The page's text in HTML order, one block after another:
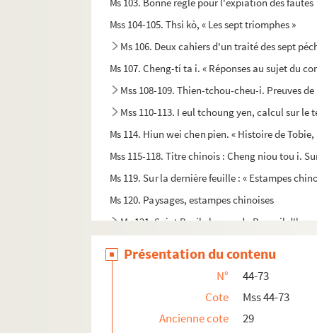
Mss 104-105. Thsi kò, « Les sept triomphes »
Ms 106. Deux cahiers d'un traité des sept
Ms 107. Cheng-tí ta i. « Réponses au sujet du
Mss 108-109. Thien-tchou-cheu-i. Preuves
Mss 110-113. I eul tchoung yen, calcul sur
Ms 114. Hiun wei chen pien. « Histoire de
Mss 115-118. Titre chinois : Cheng niou tou i.
Ms 119. Sur la dernière feuille : « Estampes
Ms 120. Paysages, estampes chinoises
Ms 121. Saint Basile le grand - Recueil
Présentation du contenu
N°
44-73
Cote
Mss 44-73
Ancienne cote
29